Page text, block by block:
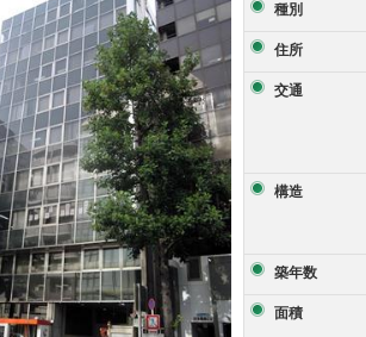
種別
住所
交通
構造
築年数
面積